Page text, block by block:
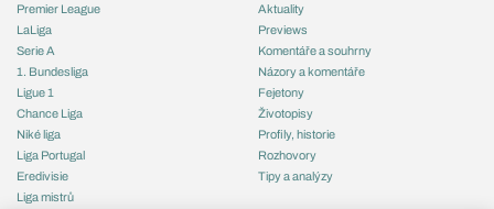
Premier League
LaLiga
Serie A
1. Bundesliga
Ligue 1
Chance Liga
Niké liga
Liga Portugal
Eredivisie
Liga mistrů
Aktuality
Previews
Komentáře a souhrny
Názory a komentáře
Fejetony
Životopisy
Profily, historie
Rozhovory
Tipy a analýzy